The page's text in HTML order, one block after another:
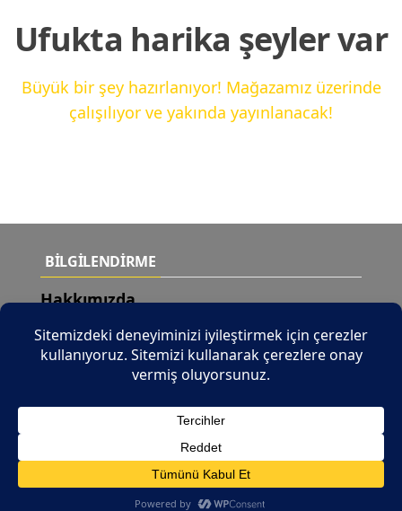
Ufukta harika şeyler var
Büyük bir şey hazırlanıyor! Mağazamız üzerinde
çalışılıyor ve yakında yayınlanacak!
BİLGİLENDİRME
Hakkımızda
Teslimat Şartları
Yeni Ürünler
© 2026 Tüm Hakları Saklıdır |
b2b.tuncaymotor.com